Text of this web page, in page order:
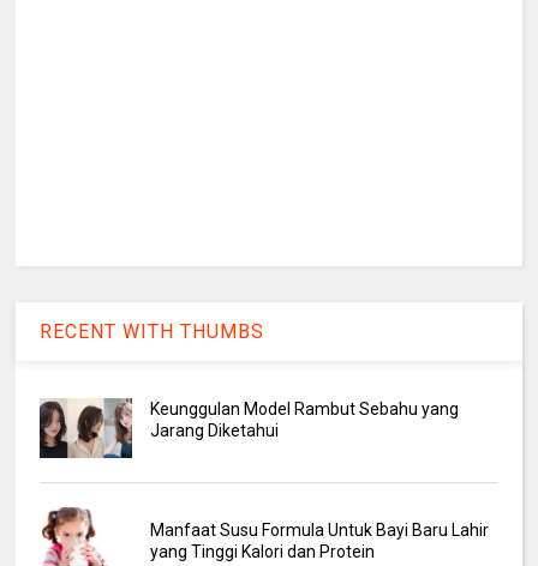
RECENT WITH THUMBS
Keunggulan Model Rambut Sebahu yang
Jarang Diketahui
Manfaat Susu Formula Untuk Bayi Baru Lahir
yang Tinggi Kalori dan Protein